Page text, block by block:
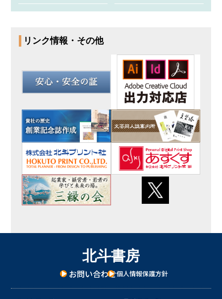
リンク情報・その他
北斗書房
お問い合わせ個人情報保護方針